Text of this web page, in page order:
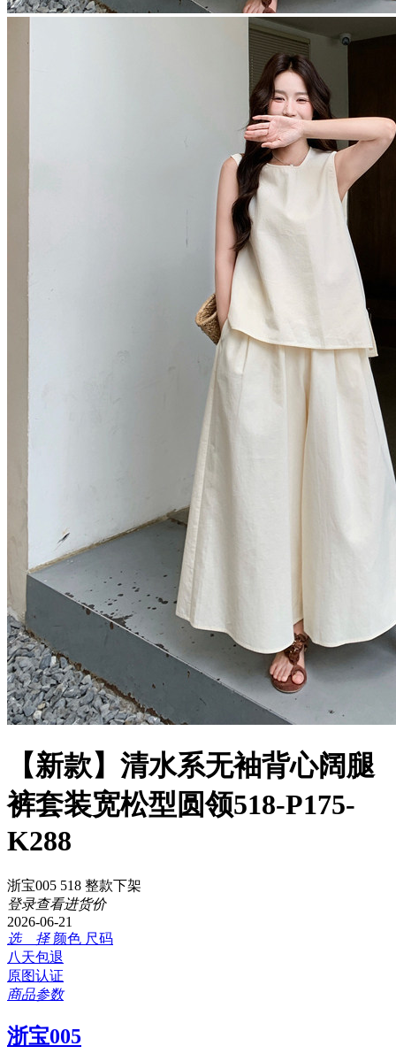
【新款】清水系无袖背心阔腿
裤套装宽松型圆领518-P175-
K288
浙宝005 518 整款下架
登录查看进货价
2026-06-21
选 择 颜色 尺码
八天包退
原图认证
商品参数
浙宝005